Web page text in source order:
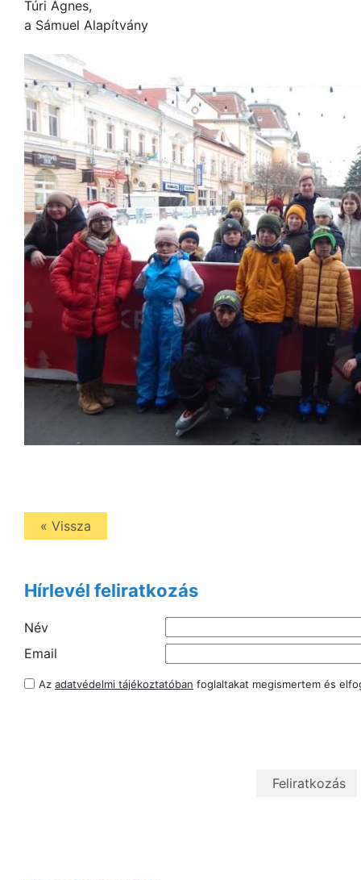
Túri Ágnes,
a Sámuel Alapítvány
« Vissza
Hírlevél feliratkozás
Név
Email
Az adatvédelmi tájékoztatóban foglaltakat megismertem és